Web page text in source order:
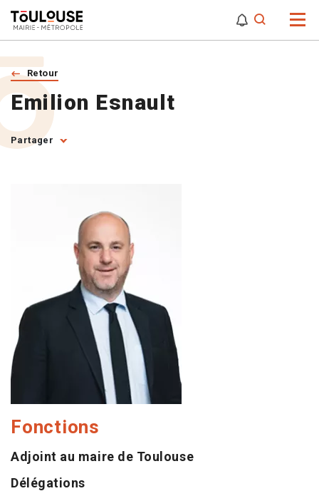
Retour
Emilion Esnault
Partager
Fonctions
Adjoint au maire de Toulouse
Délégations